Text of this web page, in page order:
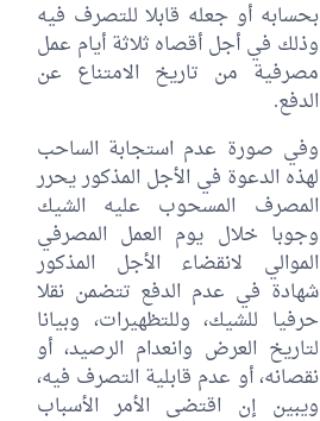
بحسابه أو جعله قابلا للتصرف فيه
وذلك في أجل أقصاه ثلاثة أيام عمل
مصرفية من تاريخ الامتناع عن
الدفع.
وفي صورة عدم استجابة الساحب
لهذه الدعوة في الأجل المذكور يحرر
المصرف المسحوب عليه الشيك
وجوبا خلال يوم العمل المصرفي
الموالي لانقضاء الأجل المذكور
شهادة في عدم الدفع تتضمن نقلا
حرفيا للشيك، وللتظهيرات، وبيانا
لتاريخ العرض وانعدام الرصيد، أو
نقصانه، أو عدم قابلية التصرف فيه،
ويبين إن اقتضى الأمر الأسباب